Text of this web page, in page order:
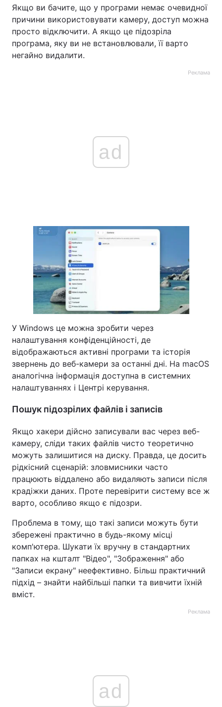
Якщо ви бачите, що у програми немає очевидної
причини використовувати камеру, доступ можна
просто відключити. А якщо це підозріла
програма, яку ви не встановлювали, її варто
негайно видалити.
Реклама
ad
У Windows це можна зробити через
налаштування конфіденційності, де
відображаються активні програми та історія
звернень до веб-камери за останні дні. На macOS
аналогічна інформація доступна в системних
налаштуваннях і Центрі керування.
Пошук підозрілих файлів і записів
Якщо хакери дійсно записували вас через веб-
камеру, сліди таких файлів чисто теоретично
можуть залишитися на диску. Правда, це досить
рідкісний сценарій: зловмисники часто
працюють віддалено або видаляють записи після
крадіжки даних. Проте перевірити систему все ж
варто, особливо якщо є підозри.
Проблема в тому, що такі записи можуть бути
збережені практично в будь-якому місці
комп'ютера. Шукати їх вручну в стандартних
папках на кшталт "Відео", "Зображення" або
"Записи екрану" неефективно. Більш практичний
підхід – знайти найбільші папки та вивчити їхній
вміст.
Реклама
ad